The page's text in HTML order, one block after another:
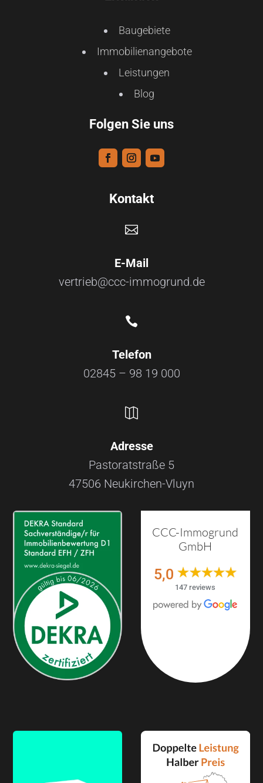
Baugebiete
Immobilienangebote
Leistungen
Blog
Folgen Sie uns
Kontakt

E-Mail
vertrieb@ccc-immogrund.de

Telefon
02845 – 98 19 000

Adresse
Pastoratstraße 5
47506 Neukirchen-Vluyn
CCC-Immogrund
GmbH
5,0
147 reviews